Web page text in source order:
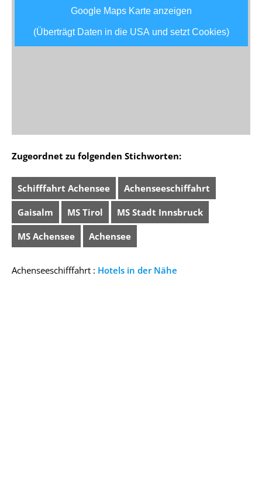
Google Maps Karte anzeigen
(Überträgt Daten in die USA und setzt Cookies)
Zugeordnet zu folgenden Stichworten:
Schifffahrt Achensee Achenseeschiffahrt
Gaisalm MS Tirol MS Stadt Innsbruck
MS Achensee Achensee
Achenseeschifffahrt : Hotels in der Nähe